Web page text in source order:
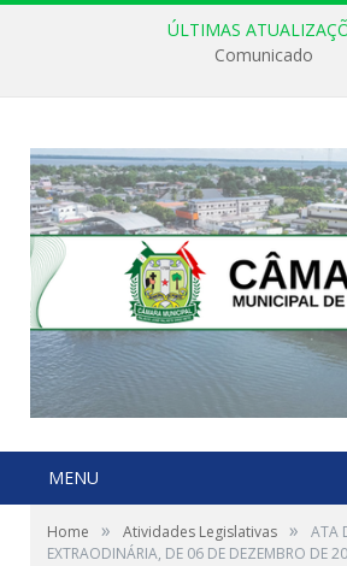
ÚLTIMAS
Comunicado
MENU
Home » Atividades Legislativas »
ATA
EXTRAODINÁRIA, DE 06 DE DEZEMBRO DE